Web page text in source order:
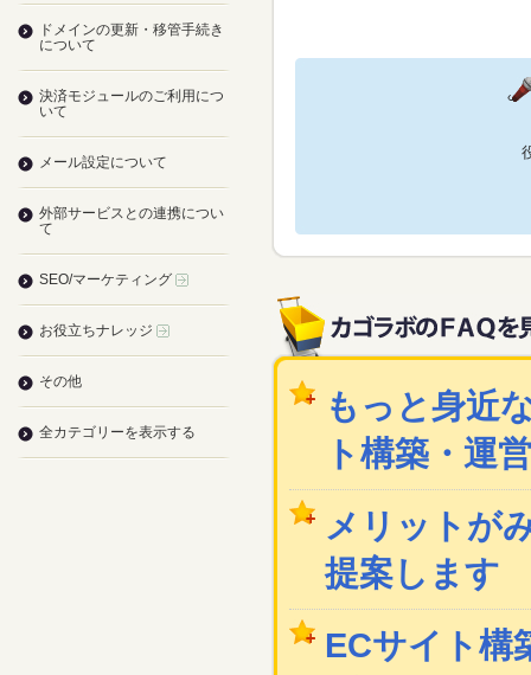
もっと身近
ト構築・運
メリットが
提案します
ECサイト構
ドメインの更新・移管手続き
について
決済モジュールのご利用につ
いて
メール設定について
外部サービスとの連携につい
て
SEO/マーケティング
お役立ちナレッジ
その他
全カテゴリーを表示する